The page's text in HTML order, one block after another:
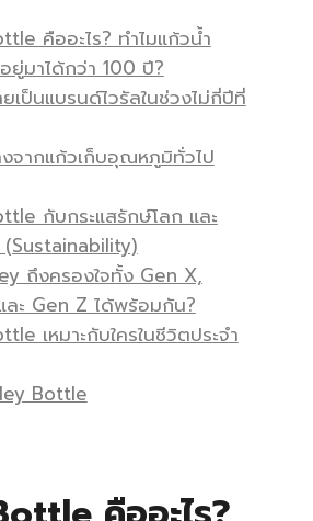
คืออะไร? ทำไมแก้วน้ำ
ยู่มาได้กว่า 100 ปี?
เป็นแบรนด์ไวรัลในช่วงไม่กี่ปีที่
จากแก้วเก็บอุณหภูมิทั่วไป
กับกระแสรักษ์โลก และ
ถึงครองใจทั้ง Gen X,
ละ Gen Z ได้พร้อมกัน?
เหมาะกับใครในชีวิตประจำ
Bottle